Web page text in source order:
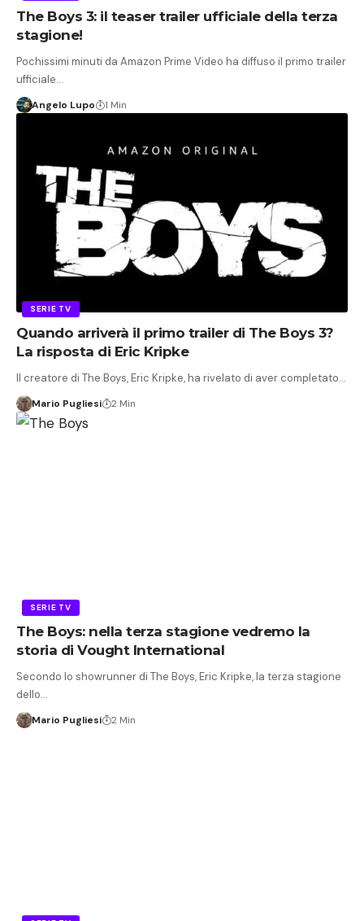
The Boys 3: il teaser trailer ufficiale della terza
stagione!
Pochissimi minuti da Amazon Prime Video ha diffuso il primo trailer
ufficiale…
Angelo Lupo 1 Min
SERIE TV
Quando arriverà il primo trailer di The Boys 3?
La risposta di Eric Kripke
Il creatore di The Boys, Eric Kripke, ha rivelato di aver completato…
Mario Pugliesi 2 Min
SERIE TV
The Boys: nella terza stagione vedremo la
storia di Vought International
Secondo lo showrunner di The Boys, Eric Kripke, la terza stagione
dello…
Mario Pugliesi 2 Min